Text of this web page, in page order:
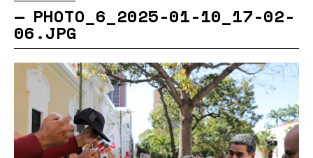
PHOTO_6_2025-01-10_17-02-
06.JPG